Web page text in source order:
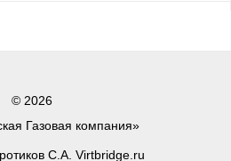
© 2026
Газовая компания»
С.А. Virtbridge.ru